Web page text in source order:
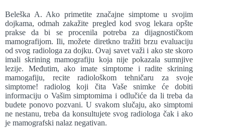
Beleška A. Ako primetite značajne simptome u svojim
dojkama, odmah zakažite pregled kod svog lekara opšte
prakse da bi se procenila potreba za dijagnostičkom
mamografijom. Ili, možete diretkno tražiti brzu evaluaciju
od svog radiologa za dojku. Ovaj savet važi i ako ste skoro
imali skrining mamografiju koja nije pokazala sumnjive
lezije. Međutim, ako imate simptome i radite skrining
mamogafiju, recite radiološkom tehničaru za svoje
simptome! radiolog koji čita Vaše snimke će dobiti
informaciju o Vašim simptomima i odlučiće da li treba da
budete ponovo pozvani. U svakom slučaju, ako simptomi
ne nestanu, treba da konsultujete svog radiologa čak i ako
je mamografski nalaz negativan.